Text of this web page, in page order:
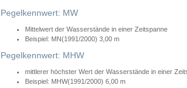
Pegelkennwert: MW
Mittelwert der Wasserstände in einer Zeitspanne
Beispiel: MN(1991/2000) 3,00 m
Pegelkennwert: MHW
mittlerer höchster Wert der Wasserstände in einer
Beispiel: MHW(1991/2000) 6,00 m